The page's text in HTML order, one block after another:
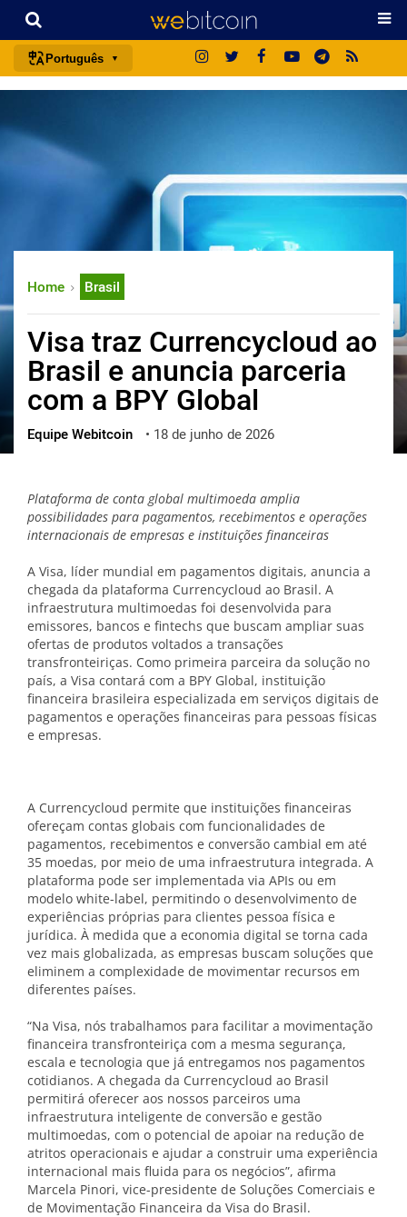
Português
español
中文
한국어
العربية
ქართული
Home Brasil
Visa traz Currencycloud ao
Brasil e anuncia parceria
com a BPY Global
Equipe Webitcoin • 18 de junho de 2026
Plataforma de conta global multimoeda amplia
possibilidades para pagamentos, recebimentos e operações
internacionais de empresas e instituições financeiras
A Visa, líder mundial em pagamentos digitais, anuncia a
chegada da plataforma Currencycloud ao Brasil. A
infraestrutura multimoedas foi desenvolvida para
emissores, bancos e fintechs que buscam ampliar suas
ofertas de produtos voltados a transações
transfronteiriças. Como primeira parceira da solução no
país, a Visa contará com a BPY Global, instituição
financeira brasileira especializada em serviços digitais de
pagamentos e operações financeiras para pessoas físicas
e empresas.
A Currencycloud permite que instituições financeiras
ofereçam contas globais com funcionalidades de
pagamentos, recebimentos e conversão cambial em até
35 moedas, por meio de uma infraestrutura integrada. A
plataforma pode ser implementada via APIs ou em
modelo white-label, permitindo o desenvolvimento de
experiências próprias para clientes pessoa física e
jurídica. À medida que a economia digital se torna cada
vez mais globalizada, as empresas buscam soluções que
eliminem a complexidade de movimentar recursos em
diferentes países.
“Na Visa, nós trabalhamos para facilitar a movimentação
financeira transfronteiriça com a mesma segurança,
escala e tecnologia que já entregamos nos pagamentos
cotidianos. A chegada da Currencycloud ao Brasil
permitirá oferecer aos nossos parceiros uma
infraestrutura inteligente de conversão e gestão
multimoedas, com o potencial de apoiar na redução de
atritos operacionais e ajudar a construir uma experiência
internacional mais fluida para os negócios”, afirma
Marcela Pinori, vice-presidente de Soluções Comerciais e
de Movimentação Financeira da Visa do Brasil.